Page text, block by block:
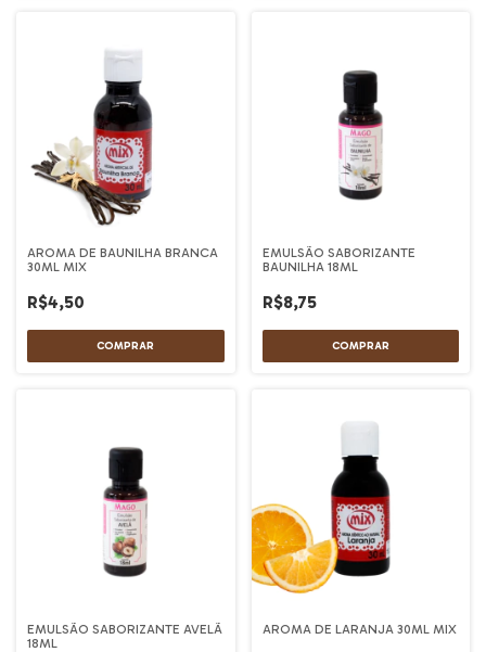
AROMA DE BAUNILHA BRANCA
30ML MIX
R$4,50
EMULSÃO SABORIZANTE
BAUNILHA 18ML
R$8,75
EMULSÃO SABORIZANTE AVELÃ
18ML
AROMA DE LARANJA 30ML MIX